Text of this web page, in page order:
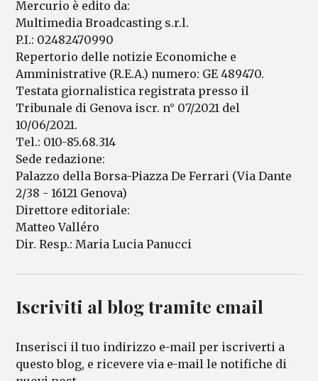
Mercurio è edito da:
Multimedia Broadcasting s.r.l.
P.I.: 02482470990
Repertorio delle notizie Economiche e
Amministrative (R.E.A.) numero: GE 489470.
Testata giornalistica registrata presso il
Tribunale di Genova iscr. n° 07/2021 del
10/06/2021.
Tel.: 010-85.68.314
Sede redazione:
Palazzo della Borsa-Piazza De Ferrari (Via Dante
2/38 - 16121 Genova)
Direttore editoriale:
Matteo Valléro
Dir. Resp.: Maria Lucia Panucci
Iscriviti al blog tramite email
Inserisci il tuo indirizzo e-mail per iscriverti a
questo blog, e ricevere via e-mail le notifiche di